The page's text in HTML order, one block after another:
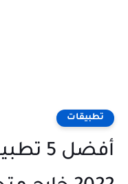
تطبيقات
أفضل